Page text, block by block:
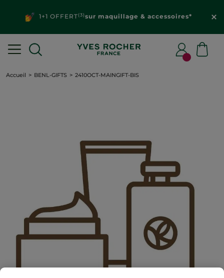
1+1 OFFERT(3)sur maquillage & accessoires*
Accueil BENL-GIFTS 2410OCT-MAINGIFT-BIS